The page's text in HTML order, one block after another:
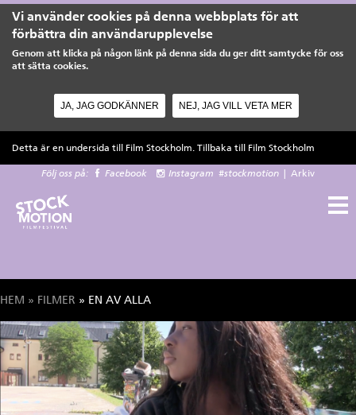
Vi använder cookies på denna webbplats för att
förbättra din användarupplevelse
Genom att klicka på någon länk på denna sida du ger ditt samtycke för oss
att sätta cookies.
JA, JAG GODKÄNNER NEJ, JAG VILL VETA MER
Detta är en undersida till Film Stockholm. Tillbaka till Film Stockholm
Följ oss på: Facebook Instagram #stockmotion Arkiv
Du är här
HEM » FILMER » EN AV ALLA